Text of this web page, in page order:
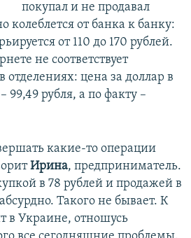
покупал и не продавал
колеблется от банка к банку:
от 110 до 170 рублей.
не соответствует
отделениях: цена за доллар в
99,49 рубля, а по факту –
какие-то операции
Ирина, предприниматель.
в 78 рублей и продажей в
Такого не бывает. К
в Украине, отношусь